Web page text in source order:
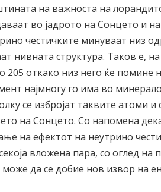
на важноста на
во јадрото на Сонцето и
честичките минуваат низ
нивната структура. Таков е,
откако низ него ќе помине
најмногу го има во
се избројат таквите атоми
на Сонцето. Со напомена
на ефектот на неутрино
вложена пара, со оглед на
да се добие нов извор на